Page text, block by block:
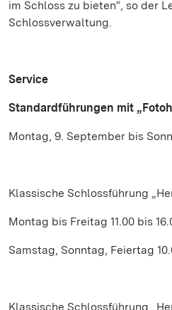
im Schloss zu bieten“, so der
Schlossverwaltung.
Service
Standardführungen mit
Montag, 9. September bis
Klassische Schlossführung
Montag bis Freitag 11.00 bis
Samstag, Sonntag, Feiertag
Klassische Schlossführung